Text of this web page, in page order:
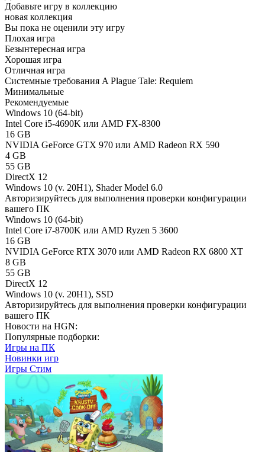
Добавьте игру в коллекцию
новая коллекция
Вы пока не оценили эту игру
Плохая игра
Безынтересная игра
Хорошая игра
Отличная игра
Системные требования A Plague Tale: Requiem
Минимальные
Рекомендуемые
Windows 10 (64-bit)
Intel Core i5-4690K или AMD FX-8300
16 GB
NVIDIA GeForce GTX 970 или AMD Radeon RX 590
4 GB
55 GB
DirectX 12
Windows 10 (v. 20H1), Shader Model 6.0
Авторизируйтесь для выполнения проверки конфигурации
вашего ПК
Windows 10 (64-bit)
Intel Core i7-8700K или AMD Ryzen 5 3600
16 GB
NVIDIA GeForce RTX 3070 или AMD Radeon RX 6800 XT
8 GB
55 GB
DirectX 12
Windows 10 (v. 20H1), SSD
Авторизируйтесь для выполнения проверки конфигурации
вашего ПК
Новости на HGN:
Популярные подборки:
Игры на ПК
Новинки игр
Игры Стим